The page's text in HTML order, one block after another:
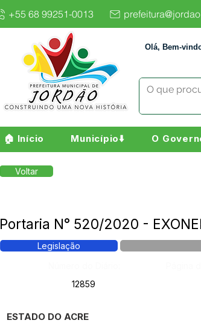
+55 68 99251-0013
Olá, Bem-
🏠 Início Município⬇️ O
Voltar
Portaria N° 520/2020 -
Legislação
12859
ESTADO DO ACRE